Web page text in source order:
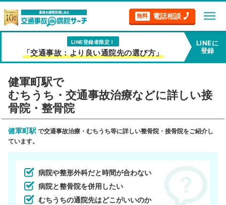
無料 電話相談 menu
LINE登録者限定！
「交通事故：より良い通院先の選び方」
LINEに
登録
健軍町駅で
むちうち・交通事故治療などに詳しい接
骨院・整骨院
健軍町駅 で交通事故治療・むちうち等に詳しい整骨院・接骨院をご紹介し
ています。
病院や整形外科だと時間が合わない
病院と整骨院を併用したい
むちうちの通院先はどこがいいのか